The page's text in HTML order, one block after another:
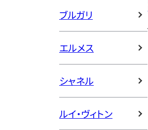
ブルガリ
エルメス
シャネル
ルイ・ヴィトン